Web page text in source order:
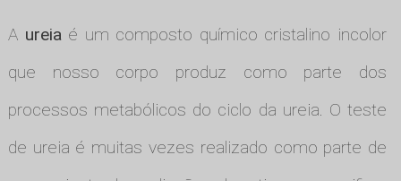
A ureiaé um composto químico cristalino incolor
que nosso corpo produz como parte dos
processos metabólicos do ciclo da ureia. O teste
de ureia é muitas vezes realizado como parte de